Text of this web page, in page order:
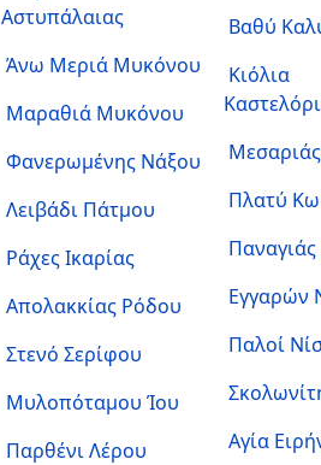
Αστυπάλαιας
Άνω Μεριά Μυκόνου
Μαραθιά Μυκόνου
Φανερωμένης Νάξου
Λειβάδι Πάτμου
Ράχες Ικαρίας
Απολακκίας Ρόδου
Στενό Σερίφου
Μυλοπόταμου Ίου
Παρθένι Λέρου
Βαθύ
Κιόλια
Πλατύ
Εγγαρών
Παλοί
Αγία